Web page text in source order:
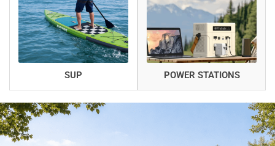
SUP POWER STATIONS